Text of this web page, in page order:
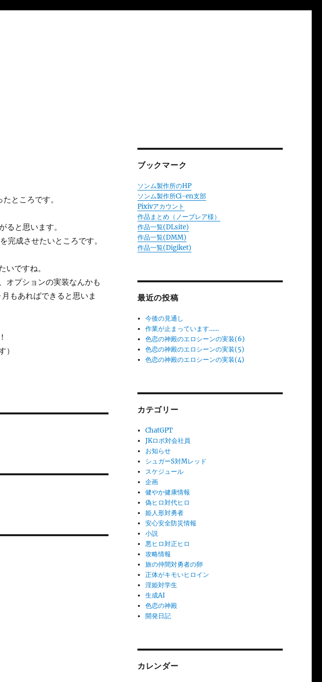
ところです。
ると思います。
完成させたいところです。
ですね。
オプションの実装なんかも
もあればできると思いま
）
ブックマーク
ソンム製作所のHP
ソンム製作所Ci-en支部
Pixivアカウント
作品まとめ（ノーブレア様）
作品一覧(DLsite)
作品一覧(DMM)
作品一覧(Digiket)
最近の投稿
今後の見通し
作業が止まっています……
色恋の神殿のエロシーンの実装(6)
色恋の神殿のエロシーンの実装(5)
色恋の神殿のエロシーンの実装(4)
カテゴリー
ChatGPT
JKロボ対会社員
お知らせ
シュガーS対Mレッド
スケジュール
企画
健やか健康情報
偽ヒロ対代ヒロ
姫人形対勇者
安心安全防災情報
小説
悪ヒロ対正ヒロ
攻略情報
旅の仲間対勇者の卵
正体がキモいヒロイン
淫姫対学生
生成AI
色恋の神殿
開発日記
カレンダー